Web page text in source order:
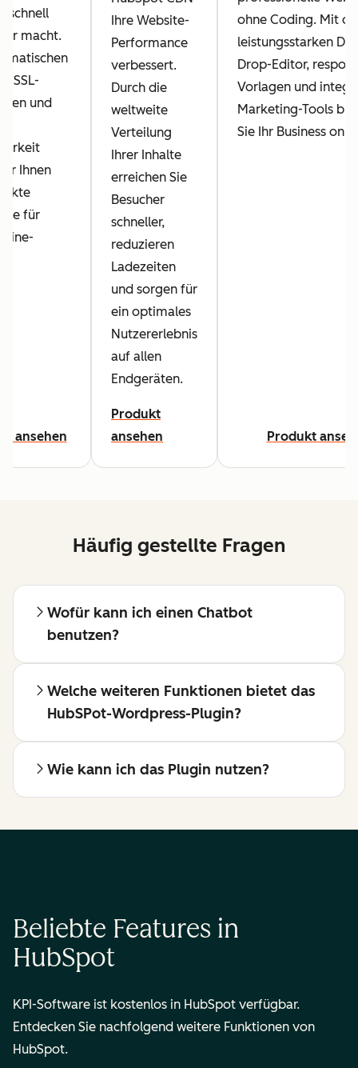
schnell
macht.
SSL-
und
Ihnen
für
ansehen
Ihre Website-
Performance
verbessert.
Durch die
weltweite
Verteilung
Ihrer Inhalte
erreichen Sie
Besucher
schneller,
reduzieren
Ladezeiten
und sorgen für
ein optimales
Nutzererlebnis
auf allen
Endgeräten.
Produkt
ansehen
ohne Coding. Mit
leistungsstarken
Drop-Editor,
Vorlagen und
Marketing-Tools
Sie Ihr Business
Produkt
Häufig gestellte Fragen
Wofür kann ich einen Chatbot
benutzen?
Welche weiteren Funktionen bietet das
HubSPot-Wordpress-Plugin?
Wie kann ich das Plugin nutzen?
Beliebte Features in
HubSpot
KPI-Software ist kostenlos in HubSpot verfügbar.
Entdecken Sie nachfolgend weitere Funktionen von
HubSpot.